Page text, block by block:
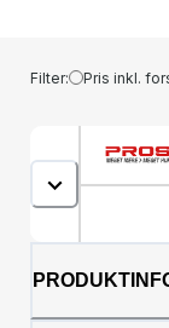
Filter: Pris inkl.